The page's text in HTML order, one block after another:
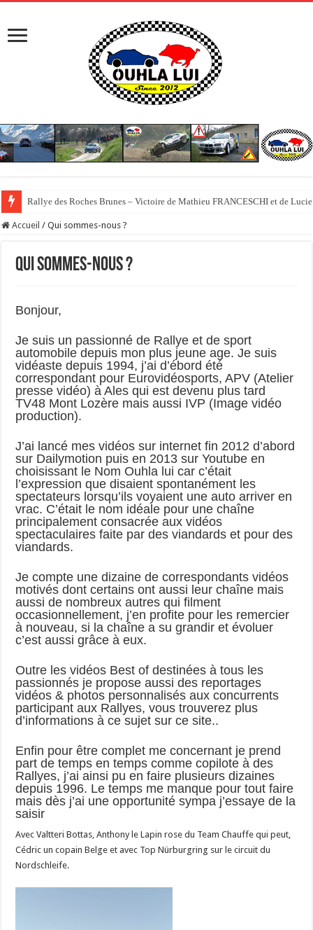
Rallye des Roches Brunes – Victoire de Mathieu FRANCESCHI et de
Accueil / Qui sommes-nous ?
Qui sommes-nous ?
Bonjour,
Je suis un passionné de Rallye et de sport
automobile depuis mon plus jeune age. Je suis
vidéaste depuis 1994, j’ai d’ébord été
correspondant pour Eurovidéosports, APV (Atelier
presse vidéo) à Ales qui est devenu plus tard
TV48 Mont Lozère mais aussi IVP (Image vidéo
production).
J’ai lancé mes vidéos sur internet fin 2012 d’abord
sur Dailymotion puis en 2013 sur Youtube en
choisissant le Nom Ouhla lui car c’était
l’expression que disaient spontanément les
spectateurs lorsqu’ils voyaient une auto arriver en
vrac. C’était le nom idéale pour une chaîne
principalement consacrée aux vidéos
spectaculaires faite par des viandards et pour des
viandards.
Je compte une dizaine de correspondants vidéos
motivés dont certains ont aussi leur chaîne mais
aussi de nombreux autres qui filment
occasionnellement, j’en profite pour les remercier
à nouveau, si la chaîne a su grandir et évoluer
c’est aussi grâce à eux.
Outre les vidéos Best of destinées à tous les
passionnés je propose aussi des reportages
vidéos & photos personnalisés aux concurrents
participant aux Rallyes, vous trouverez plus
d’informations à ce sujet sur ce site..
Enfin pour être complet me concernant je prend
part de temps en temps comme copilote à des
Rallyes, j’ai ainsi pu en faire plusieurs dizaines
depuis 1996. Le temps me manque pour tout faire
mais dès j’ai une opportunité sympa j’essaye de la
saisir
Avec Valtteri Bottas, Anthony le Lapin rose du Team Chauffe qui peut,
Cédric un copain Belge et avec Top Nürburgring sur le circuit du
Nordschleife.